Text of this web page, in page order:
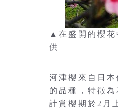
▲在盛開的櫻
供
河津櫻來自日
的品種，特徵
計賞櫻期於2月